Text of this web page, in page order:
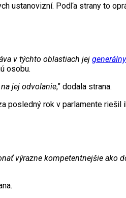
ustanovizní. Podľa strany to
v týchto oblastiach jej
osobu.
jej odvolanie,” dodala strana.
posledný rok v parlamente riešil
výrazne kompetentnejšie ako